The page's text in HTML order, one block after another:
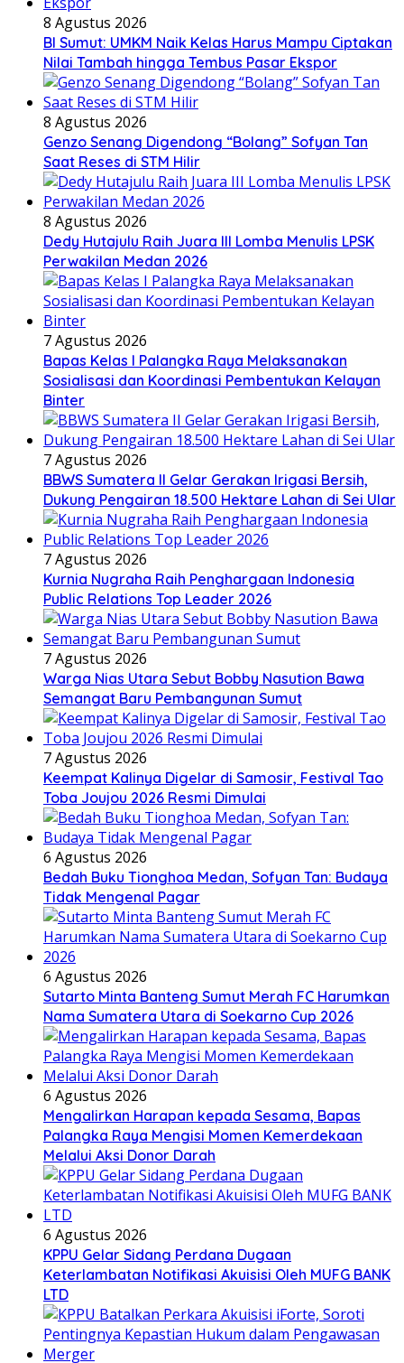
8 Agustus 2026
BI Sumut: UMKM Naik Kelas Harus Mampu Ciptakan
Nilai Tambah hingga Tembus Pasar Ekspor
8 Agustus 2026
Genzo Senang Digendong “Bolang” Sofyan Tan
Saat Reses di STM Hilir
8 Agustus 2026
Dedy Hutajulu Raih Juara III Lomba Menulis LPSK
Perwakilan Medan 2026
7 Agustus 2026
Bapas Kelas I Palangka Raya Melaksanakan
Sosialisasi dan Koordinasi Pembentukan Kelayan
Binter
7 Agustus 2026
BBWS Sumatera II Gelar Gerakan Irigasi Bersih,
Dukung Pengairan 18.500 Hektare Lahan di Sei Ular
7 Agustus 2026
Kurnia Nugraha Raih Penghargaan Indonesia
Public Relations Top Leader 2026
7 Agustus 2026
Warga Nias Utara Sebut Bobby Nasution Bawa
Semangat Baru Pembangunan Sumut
7 Agustus 2026
Keempat Kalinya Digelar di Samosir, Festival Tao
Toba Joujou 2026 Resmi Dimulai
6 Agustus 2026
Bedah Buku Tionghoa Medan, Sofyan Tan: Budaya
Tidak Mengenal Pagar
6 Agustus 2026
Sutarto Minta Banteng Sumut Merah FC Harumkan
Nama Sumatera Utara di Soekarno Cup 2026
6 Agustus 2026
Mengalirkan Harapan kepada Sesama, Bapas
Palangka Raya Mengisi Momen Kemerdekaan
Melalui Aksi Donor Darah
6 Agustus 2026
KPPU Gelar Sidang Perdana Dugaan
Keterlambatan Notifikasi Akuisisi Oleh MUFG BANK
LTD